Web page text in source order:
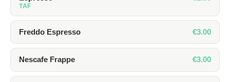
TAF
Freddo Espresso €3.00
Nescafe Frappe €3.00